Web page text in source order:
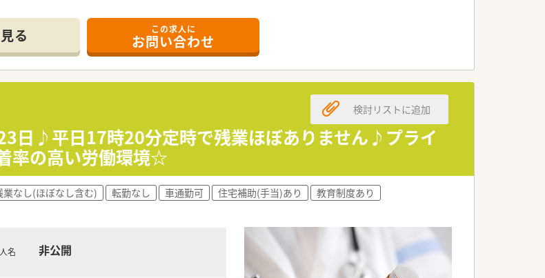
、監査、そして丁寧な服薬指導をお任せします。
向上をサポートする重要な役割を担います。
剤師として幅広い経験を積むことができます。
寧なケアを重視したい方に最適な環境です。
知識とスキルを深めていきたい方におすすめです。
フバランスの取れた働き方を実現したい方。
る この求人に
お問い合わせ
123日♪平日17時20分定時で残業ほぼありません♪プライ
率の高い労働環境☆
検討リストに追加
業なし(ほぼなし含む) 転勤なし 車通勤可 住宅補助(手当)あり
教育制度あり
名 非公開